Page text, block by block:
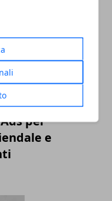
per
e